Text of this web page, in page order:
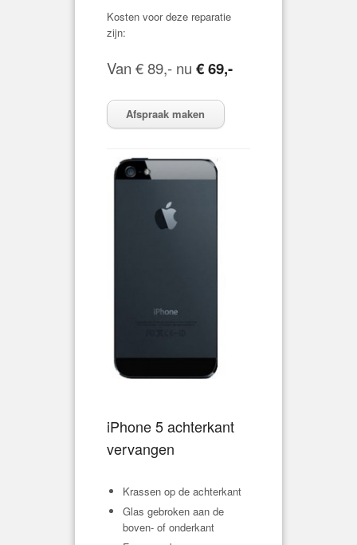
Kosten voor deze reparatie
zijn:
Van € 89,- nu € 69,-
Afspraak maken
iPhone 5 achterkant
vervangen
Krassen op de achterkant
Glas gebroken aan de
boven- of onderkant